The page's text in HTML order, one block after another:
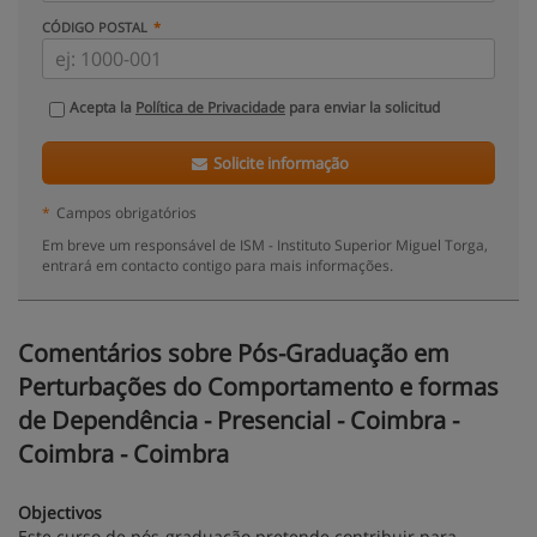
CÓDIGO POSTAL
Acepta la Política de Privacidade para enviar la solicitud
Solicite informação
* Campos obrigatórios
Em breve um responsável de ISM - Instituto Superior Miguel Torga,
entrará em contacto contigo para mais informações.
Comentários sobre Pós-Graduação em
Perturbações do Comportamento e formas
de Dependência - Presencial - Coimbra -
Coimbra - Coimbra
Objectivos